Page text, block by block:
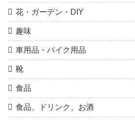
花・ガーデン・DIY
趣味
車用品・バイク用品
靴
食品
食品、ドリンク、お酒